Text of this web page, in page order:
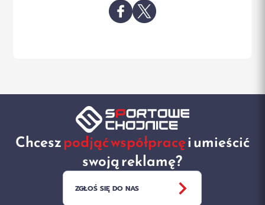
Chceszpodjąć współpracęi umieścić
swoją reklamę?
ZGŁOŚ SIĘ DO NAS